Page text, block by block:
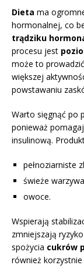
Dieta ma
hormonalnej, co
trądziku
procesu jest
może to
większej
powstawaniu
Warto sięgnąć po
ponieważ
insulinową.
pełnoziarniste
świeże
owoce.
Wspierają
zmniejszają
spożycia cukrów
również korzystnie